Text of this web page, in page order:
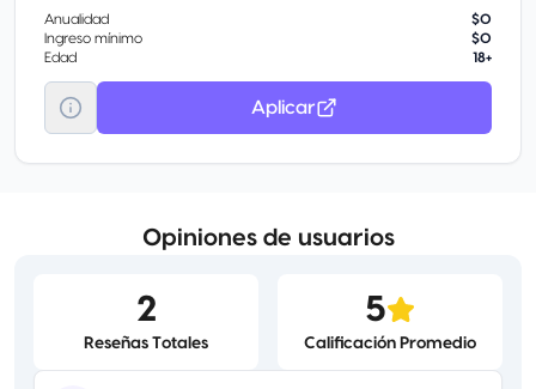
Anualidad
$0
Ingreso mínimo
$0
Edad
18+
Aplicar
Opiniones de usuarios
2
Reseñas Totales
5
Calificación Promedio